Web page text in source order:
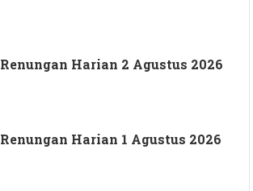
Renungan Harian 2 Agustus 2026
Renungan Harian 1 Agustus 2026